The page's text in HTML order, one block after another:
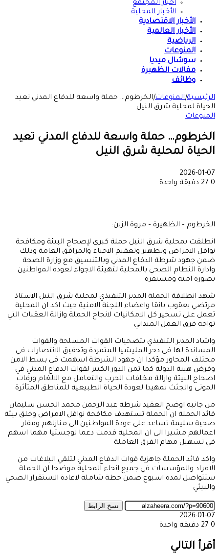
أخبار المجتمع
الأخبار المحلية
الأخبار الاقتصادية
الأخبار العالمية
الرياضية
المنوعات
سوشال ميديا
مقالات الظهيرة
وظائف
|المنوعات|الخرطوم… حملة واسعة للدفاع المدني تعيد
لمحلية شرق النيل
حملة واسعة للدفاع المدني تعيد
لمحلية شرق النيل
2026-
دقيقة واحدة
– الظهيرة – مروة الزين:
بمحلية شرق النيل حملة كبرى لإصحاح البيئة ومكافحة
الامراض وتطهير وتعقيم الاحياء والمرافق العامة وذلك
شرطة الدفاع المدني وبالتنسيق مع وزارة الصحة
النظام الصحي بالمحلية لتهيئة الاجواء لعودة المواطنين
امنة ومستقرة
الحملة المدير التنفيذي لمحلية شرق النيل الاستاذ
يعقوب بانقا واعضاء اللجنة الامنية حيث اكد ان المحلية
على تسخير كل الامكانيات لانجاح الحملة وازالة العقبات التي
فرق العمل الميداني
المدير التنفيذي بتضحيات القوات المسلحة والقوات
لها في دحر المليشيا المتمردة وتحقيق الانتصارات في
المحاور مؤكدا ان جهود الشرطة اسهمت في بسط الامن
هيبة الدولة كما ثمن الدور الكبير لقوات الدفاع المدني في
البيئة وازالة مخلفات الحرب والتعامل مع الالغام ورفات
والجثث تمهيدا لعودة الحياة الطبيعية للمناطق المتأثرة
اوضح العقيد شرطة عبد الرحمن محمد الحسن سليمان
الحملة ان الحملة تستهدف مكافحة نواقل الامراض وخلق بيئة
سليمة تساعد على عودة المواطنين الى منازلهم ومقار
مشيرا الى ان المحلية قدمت دعما لوجستيا مهما اسهم
مهام الفرق العاملة
قائد الحملة جاهزية قوات الدفاع المدني لتلقي البلاغات من
والمؤسسات في جميع انحاء المحلية موضحا ان الحملة
لمدة اسبوع ضمن خطة شاملة لاعادة الاستقرار الصحي
نسخ الرابط
2026-
دقيقة واحدة
التالي